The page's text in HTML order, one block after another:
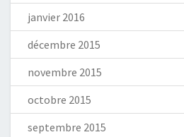
janvier 2016
décembre 2015
novembre 2015
octobre 2015
septembre 2015